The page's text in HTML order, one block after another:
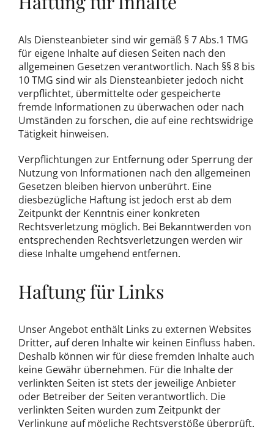
Als Diensteanbieter sind wir gemäß § 7 Abs.1 TMG
für eigene Inhalte auf diesen Seiten nach den
allgemeinen Gesetzen verantwortlich. Nach §§ 8 bis
10 TMG sind wir als Diensteanbieter jedoch nicht
verpflichtet, übermittelte oder gespeicherte
fremde Informationen zu überwachen oder nach
Umständen zu forschen, die auf eine rechtswidrige
Tätigkeit hinweisen.
Verpflichtungen zur Entfernung oder Sperrung der
Nutzung von Informationen nach den allgemeinen
Gesetzen bleiben hiervon unberührt. Eine
diesbezügliche Haftung ist jedoch erst ab dem
Zeitpunkt der Kenntnis einer konkreten
Rechtsverletzung möglich. Bei Bekanntwerden von
entsprechenden Rechtsverletzungen werden wir
diese Inhalte umgehend entfernen.
Haftung für Links
Unser Angebot enthält Links zu externen Websites
Dritter, auf deren Inhalte wir keinen Einfluss haben.
Deshalb können wir für diese fremden Inhalte auch
keine Gewähr übernehmen. Für die Inhalte der
verlinkten Seiten ist stets der jeweilige Anbieter
oder Betreiber der Seiten verantwortlich. Die
verlinkten Seiten wurden zum Zeitpunkt der
Verlinkung auf mögliche Rechtsverstöße überprüft.